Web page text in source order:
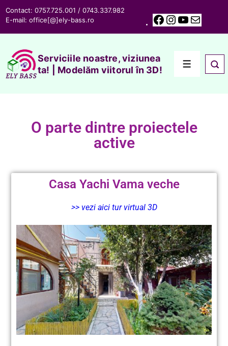
Contact: 0757.725.001 / 0743.337.982
E-mail: office[@]ely-bass.ro
Serviciile noastre, viziunea
ta! | Modelăm viitorul în 3D!
O parte dintre proiectele
active
Casa Yachi Vama veche
>> vezi aici tur virtual 3D